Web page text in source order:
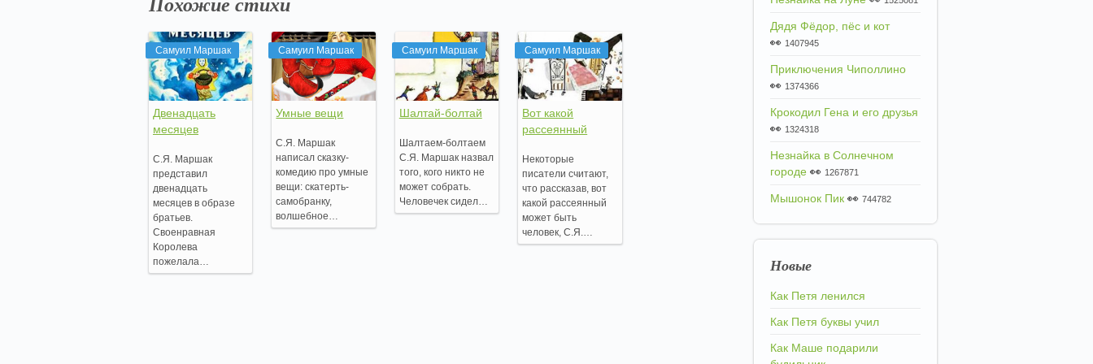
Самуил Маршак
Двенадцать
месяцев
С.Я. Маршак
представил
двенадцать
месяцев в образе
братьев.
Своенравная
Королева
пожелала…
Самуил Маршак
Умные вещи
С.Я. Маршак
написал сказку-
комедию про умные
вещи: скатерть-
самобранку,
волшебное…
Самуил Маршак
Шалтай-болтай
Шалтаем-болтаем
С.Я. Маршак назвал
того, кого никто не
может собрать.
Человечек сидел…
Самуил Маршак
Вот какой
рассеянный
Некоторые
писатели считают,
что рассказав, вот
какой рассеянный
может быть
человек, С.Я.…
Дядя Фёдор, пёс и кот
👀 1407945
Приключения Чиполлино
👀 1374366
Крокодил Гена и его друзья
👀 1324318
Незнайка в Солнечном
городе 👀 1267871
Мышонок Пик 👀 744782
Новые
Как Петя ленился
Как Петя буквы учил
Как Маше подарили